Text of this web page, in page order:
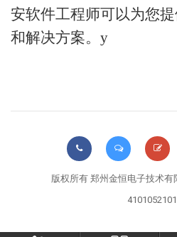
安软件工程师可以为您
和解决方案。y
版权所有 郑州金恒电子技术有